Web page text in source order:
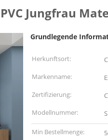
Jungfrau
Grundlegende
Herkunftsort:
Markenname:
Zertifizierung:
Modellnummer:
Min Bestellmenge: